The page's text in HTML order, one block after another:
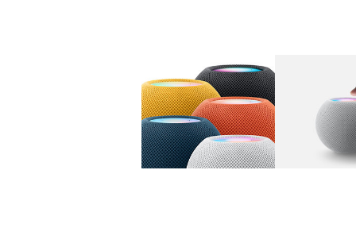
图库 图像 1